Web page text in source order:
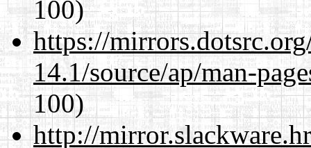
100)
https://
14.1/source/ap/man-
100)
http://